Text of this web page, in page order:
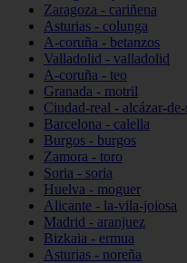
Zaragoza - cariñena
Asturias - colunga
A-coruña - betanzos
Valladolid - valladolid
A-coruña - teo
Granada - motril
Ciudad-real - alcázar-
Barcelona - calella
Burgos - burgos
Zamora - toro
Soria - soria
Huelva - moguer
Alicante - la-vila-joiosa
Madrid - aranjuez
Bizkaia - ermua
Asturias - noreña